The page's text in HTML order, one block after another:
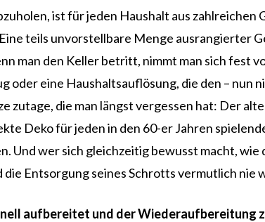
ist für jeden Haushalt aus
teils unvorstellbare Menge ausrangierter
man den Keller betritt, nimmt man sich fest
oder eine Haushaltsauflösung, die den – nun
zutage, die man längst vergessen hat: Der
Deko für jeden in den 60-er Jahren
Und wer sich gleichzeitig bewusst macht,
Entsorgung seines Schrotts vermutlich nie
aufbereitet und der Wiederaufbereitung